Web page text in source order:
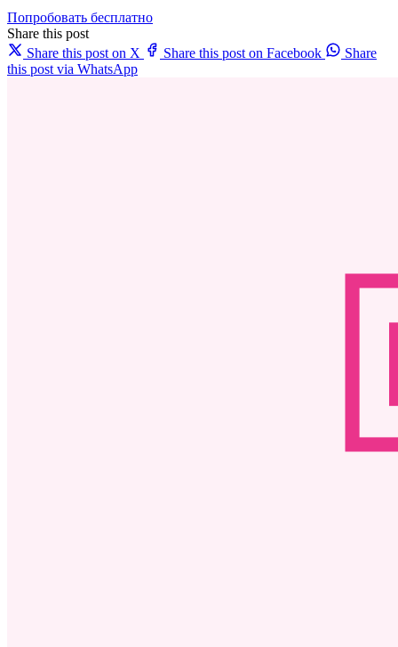
Попробовать бесплатно
Share this post
Share this post on X
Share this post on Facebook
Share
this post via WhatsApp